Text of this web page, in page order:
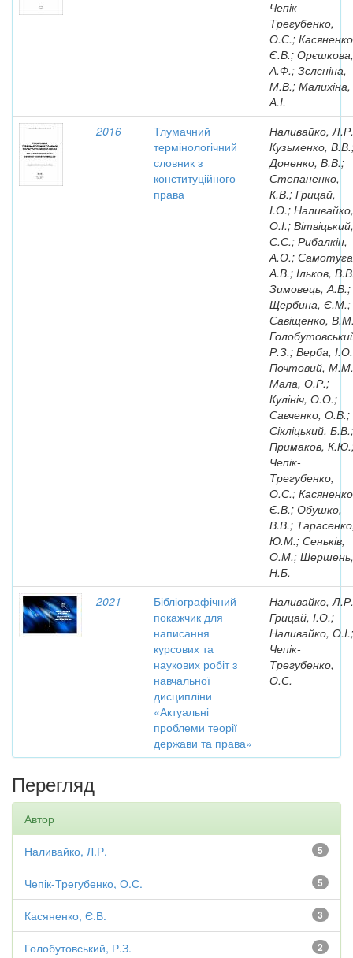
Чепік-
Трегубенко,
О.С.;
Є.В.; Орєшкова,
А.Ф.; Зєлєніна,
М.В.; Малихіна,
А.І.
2016
Тлумачний
термінологічний
словник з
конституційного
права
Наливайко,
Кузьменко,
Доненко, В.В.;
Степаненко,
К.В.; Грицай,
І.О.; Наливайко,
О.І.; Вітвіцький,
С.С.; Рибалкін,
А.О.;
А.В.; Ільков,
Зимовець, А.В.;
Щербина, Є.М.;
Савіщенко,
Р.З.; Верба,
Почтовий,
Мала, О.Р.;
Кулініч, О.О.;
Савченко, О.В.;
Сікліцький, Б.В.;
Примаков,
Чепік-
Трегубенко,
О.С.;
Є.В.; Обушко,
В.В.;
Ю.М.; Сеньків,
О.М.; Шершень,
Н.Б.
2021
Бібліографічний
покажчик для
написання
курсових та
наукових робіт з
навчальної
дисципліни
«Актуальні
проблеми теорії
держави та права»
Наливайко,
Грицай, І.О.;
Наливайко, О.І.;
Чепік-
Трегубенко,
О.С.
Перегляд
Автор
5
Наливайко, Л.Р.
5
Чепік-Трегубенко, О.С.
3
Касяненко, Є.В.
2
Голобутовський, Р.З.